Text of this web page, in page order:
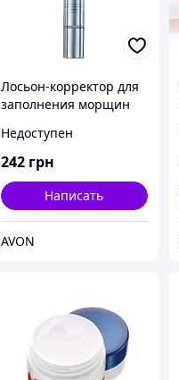
Лосьон-корректор для
заполнения морщин
мл
Недоступен
242 грн
Написать
AVON